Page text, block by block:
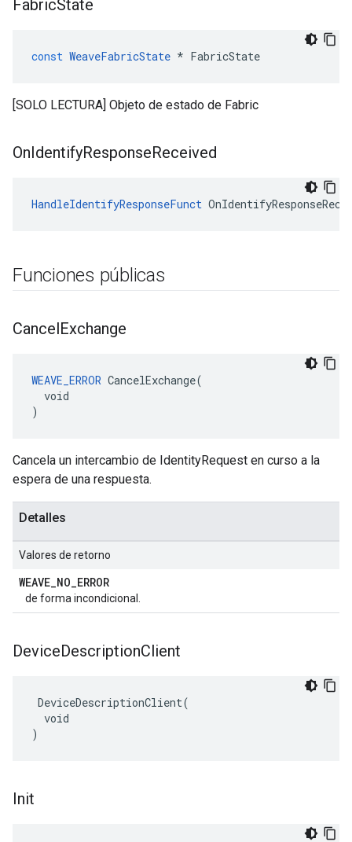
FabricState
const WeaveFabricState * FabricState
[SOLO LECTURA] Objeto de estado de Fabric
OnIdentifyResponseReceived
HandleIdentifyResponseFunct
Funciones públicas
CancelExchange
WEAVE_ERROR CancelExchange(
  void
)
Cancela un intercambio de IdentityRequest en curso a la
espera de una respuesta.
Detalles
Valores de retorno
WEAVE_NO_ERROR
de forma incondicional.
DeviceDescriptionClient
DeviceDescriptionClient(
  void
)
Init